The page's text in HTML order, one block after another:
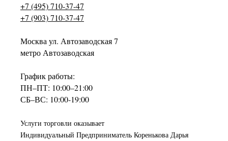
+7 (495) 710-37-47
+7 (903) 710-37-47
Москва ул. Автозаводская 7
метро Автозаводская
График работы:
ПН–ПТ: 10:00–21:00
СБ–ВС: 10:00-19:00
Услуги торговли оказывает
Индивидуальный Предприниматель Коренькова Дарья